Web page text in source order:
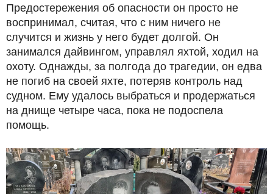
Предостережения об опасности он просто не
воспринимал, считая, что с ним ничего не
случится и жизнь у него будет долгой. Он
занимался дайвингом, управлял яхтой, ходил на
охоту. Однажды, за полгода до трагедии, он едва
не погиб на своей яхте, потеряв контроль над
судном. Ему удалось выбраться и продержаться
на днище четыре часа, пока не подоспела
помощь.